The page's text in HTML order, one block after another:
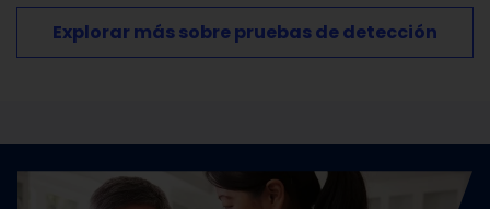
Explorar más sobre pruebas de detección